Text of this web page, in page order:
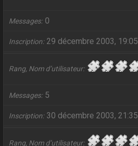
Messages 0
Inscription 29 décembre 2003, 19:05
Rang, Nom d’utilisateur
Messages 5
Inscription 30 décembre 2003, 21:35
Rang, Nom d’utilisateur